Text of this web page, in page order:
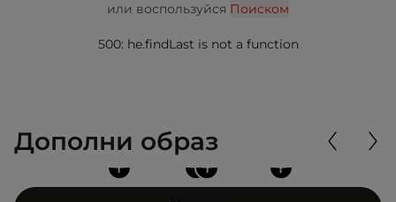
или воспользуйся Поиском
500: he.findLast is not a function
Дополни образ
+
+
+ +